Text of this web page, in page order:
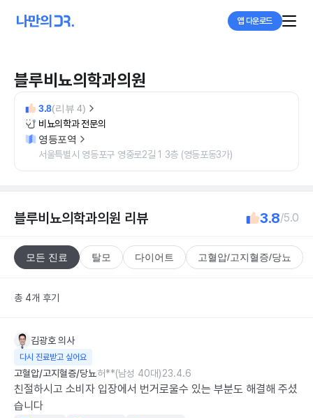
앱 다운로드
블루비뇨의학과의원
3.8(리뷰 4)
비뇨의학과 전문의
영등포역
서울특별시 영등포구 영중로2길 1 3층 (영등포동3가)
블루비뇨의학과의원 리뷰 3.8/5.0
모든 진료 탈모 다이어트 고혈압/고지혈증/당뇨
총 4개 후기
김광호의사
다시 진료받고 싶어요
고혈압/고지혈증/당뇨허**(남성 40대)23.4.6
친절하시고 소비자 입장에서 번거로울수 있는 부분도 해결해 주셨
습니다